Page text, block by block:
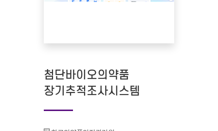
첨단바이오의약품
장기추적조사시스템